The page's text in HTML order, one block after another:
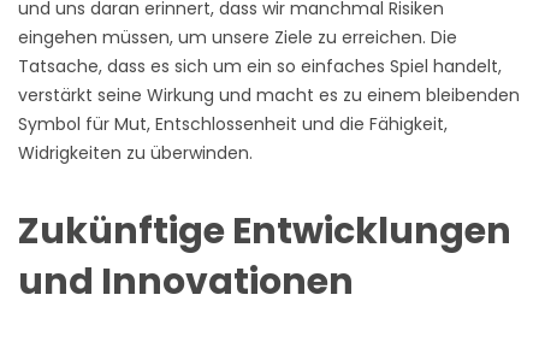
und uns daran erinnert, dass wir manchmal Risiken
eingehen müssen, um unsere Ziele zu erreichen. Die
Tatsache, dass es sich um ein so einfaches Spiel handelt,
verstärkt seine Wirkung und macht es zu einem bleibenden
Symbol für Mut, Entschlossenheit und die Fähigkeit,
Widrigkeiten zu überwinden.
Zukünftige Entwicklungen
und Innovationen